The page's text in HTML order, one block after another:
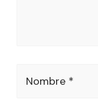
Nombre *